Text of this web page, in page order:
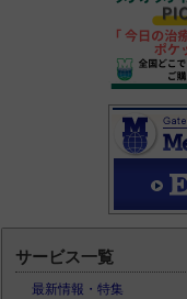
サービス一覧
最新情報・特集